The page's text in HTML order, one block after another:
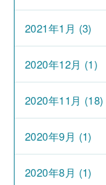
2021年1月 (3)
2020年12月 (1)
2020年11月 (18)
2020年9月 (1)
2020年8月 (1)